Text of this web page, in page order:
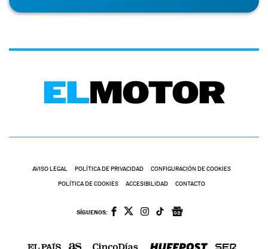
AVISO LEGAL POLÍTICA DE PRIVACIDAD CONFIGURACIÓN DE COOKIES
POLÍTICA DE COOKIES ACCESIBILIDAD CONTACTO
SÍGUENOS: